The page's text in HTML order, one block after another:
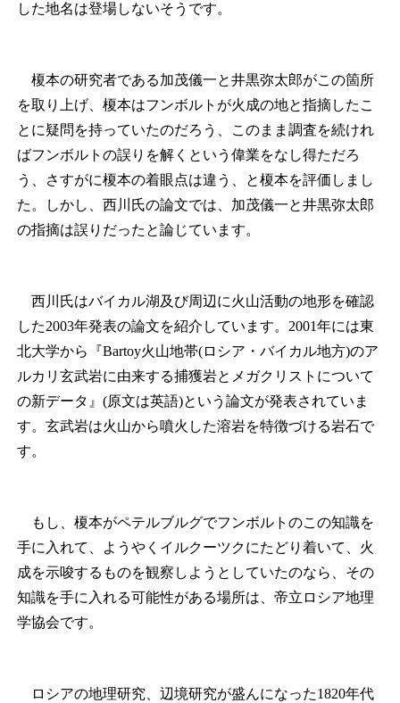
した地名は登場しないそうです。
榎本の研究者である加茂儀一と井黒弥太郎がこの箇所
を取り上げ、榎本はフンボルトが火成の地と指摘したこ
とに疑問を持っていたのだろう、このまま調査を続けれ
ばフンボルトの誤りを解くという偉業をなし得ただろ
う、さすがに榎本の着眼点は違う、と榎本を評価しまし
た。しかし、西川氏の論文では、加茂儀一と井黒弥太郎
の指摘は誤りだったと論じています。
西川氏はバイカル湖及び周辺に火山活動の地形を確認
した2003年発表の論文を紹介しています。2001年には東
北大学から『Bartoy火山地帯(ロシア・バイカル地方)のア
ルカリ玄武岩に由来する捕獲岩とメガクリストについて
の新データ』(原文は英語)という論文が発表されていま
す。玄武岩は火山から噴火した溶岩を特徴づける岩石で
す。
もし、榎本がペテルブルグでフンボルトのこの知識を
手に入れて、ようやくイルクーツクにたどり着いて、火
成を示唆するものを観察しようとしていたのなら、その
知識を手に入れる可能性がある場所は、帝立ロシア地理
学協会です。
ロシアの地理研究、辺境研究が盛んになった1820年代